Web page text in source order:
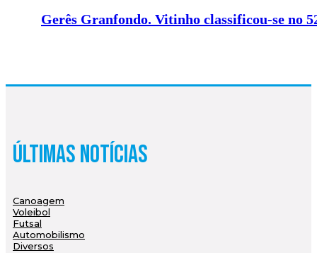
Gerês Granfondo. Vitinho classificou-se no
Últimas Notícias
Canoagem
Voleibol
Futsal
Automobilismo
Diversos